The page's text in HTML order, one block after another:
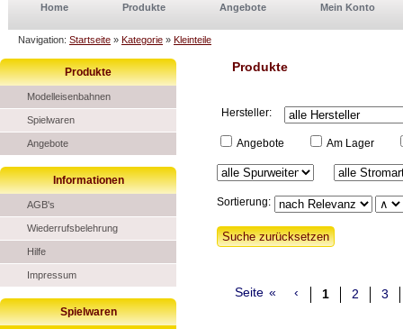
Home Produkte Angebote Mein Konto
Navigation: Startseite » Kategorie » Kleinteile
Produkte
Modelleisenbahnen
Spielwaren
Angebote
Informationen
AGB's
Wiederrufsbelehrung
Hilfe
Impressum
Spielwaren
Produkte
Hersteller:
Angebote Am Lager
Sortierung:
Seite « ‹ 1 2 3